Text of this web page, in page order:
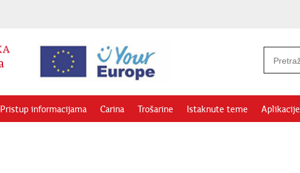
Pristup informacijama Carina Trošarine Istaknute teme Aplikacije